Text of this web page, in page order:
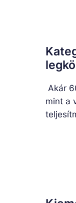
Akár
mint a